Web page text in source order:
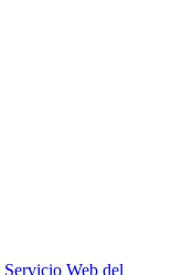
Servicio Web del